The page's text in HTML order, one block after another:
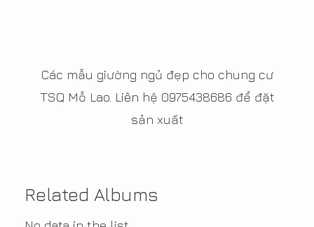
Các mẫu giường ngủ đẹp cho chung cư
TSQ Mỗ Lao. Liên hệ 0975438686 để đặt
sản xuất
Related Albums